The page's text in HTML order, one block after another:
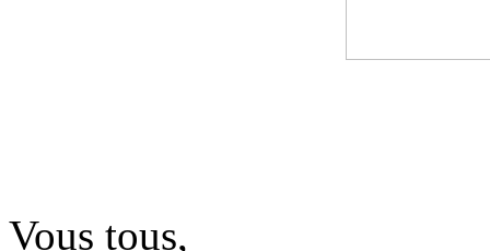
Vous tous,